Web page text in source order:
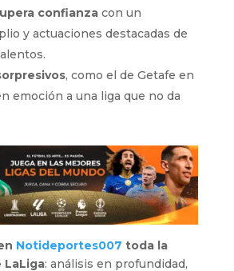
confianzacon un
y actuaciones destacadas de
, como el de Getafe en
emoción a una liga que no da
Notideportes007toda la
LaLiga: análisis en profundidad,